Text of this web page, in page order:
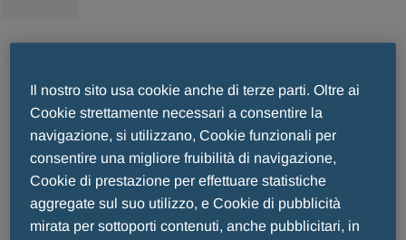
Farmacovigilanza: cosa significa
monitorare un farmaco?
LA SICUREZZA DEI FARMACI PER MENARINI
Il nostro sito usa cookie anche di terze parti. Oltre ai
Cookie strettamente necessari a consentire la
navigazione, si utilizzano, Cookie funzionali per
consentire una migliore fruibilità di navigazione,
Cookie di prestazione per effettuare statistiche
aggregate sul suo utilizzo, e Cookie di pubblicità
mirata per sottoporti contenuti, anche pubblicitari, in